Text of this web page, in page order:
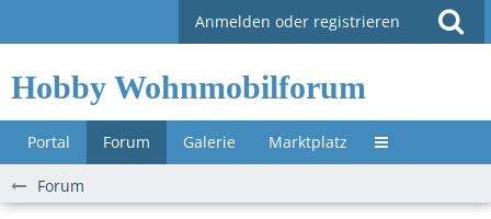
Anmelden oder registrieren
Hobby Wohnmobilforum
Portal Forum Galerie Marktplatz Untermenü »
Forum